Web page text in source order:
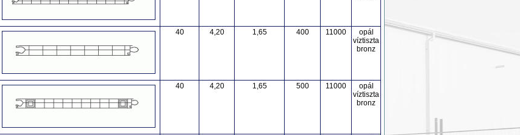
40 4,20 1,65 400 11000
opál
víztiszta
bronz
40 4,20 1,65 500 11000
opál
víztiszta
bronz